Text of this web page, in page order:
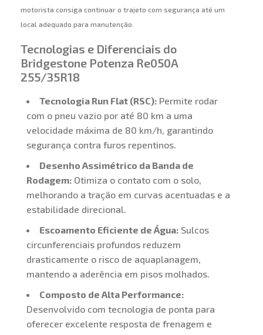
motorista consiga continuar o trajeto com segurança até um
local adequado para manutenção.
Tecnologias e Diferenciais do
Bridgestone Potenza Re050A
255/35R18
Tecnologia Run Flat (RSC): Permite rodar
com o pneu vazio por até 80 km a uma
velocidade máxima de 80 km/h, garantindo
segurança contra furos repentinos.
Desenho Assimétrico da Banda de
Rodagem: Otimiza o contato com o solo,
melhorando a tração em curvas acentuadas e a
estabilidade direcional.
Escoamento Eficiente de Água: Sulcos
circunferenciais profundos reduzem
drasticamente o risco de aquaplanagem,
mantendo a aderência em pisos molhados.
Composto de Alta Performance:
Desenvolvido com tecnologia de ponta para
oferecer excelente resposta de frenagem e